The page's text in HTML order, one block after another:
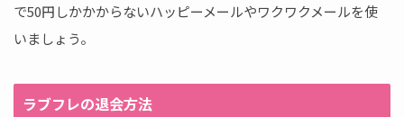
で50円しかかからないハッピーメールやワクワクメールを使
いましょう。
ラブフレの退会方法